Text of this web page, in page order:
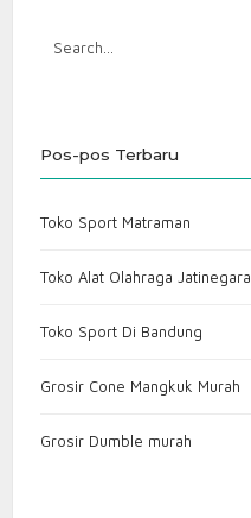
Pos-pos Terbaru
Toko Sport Matraman
Toko Alat Olahraga Jatinegara
Toko Sport Di Bandung
Grosir Cone Mangkuk Murah
Grosir Dumble murah